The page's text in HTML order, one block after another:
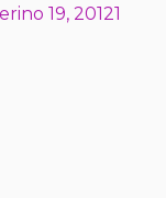
19, 20121